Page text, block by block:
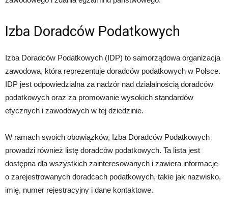
Izba Doradców Podatkowych
Izba Doradców Podatkowych (IDP) to samorządowa organizacja
zawodowa, która reprezentuje doradców podatkowych w Polsce.
IDP jest odpowiedzialna za nadzór nad działalnością doradców
podatkowych oraz za promowanie wysokich standardów
etycznych i zawodowych w tej dziedzinie.
W ramach swoich obowiązków, Izba Doradców Podatkowych
prowadzi również listę doradców podatkowych. Ta lista jest
dostępna dla wszystkich zainteresowanych i zawiera informacje
o zarejestrowanych doradcach podatkowych, takie jak nazwisko,
imię, numer rejestracyjny i dane kontaktowe.